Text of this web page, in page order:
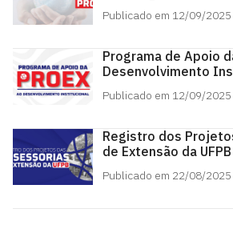
Publicado em 12/09/2025
Programa de Apoio
Desenvolvimento
Publicado em 12/09/2025
Registro dos
de Extensão da UFPB
Publicado em 22/08/2025